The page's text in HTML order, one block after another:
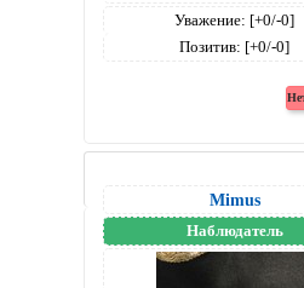
Уважение: [+0/-0]
Позитив: [+0/-0]
Mimus
Наблюдатель